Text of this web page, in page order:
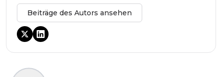
Beiträge des Autors ansehen